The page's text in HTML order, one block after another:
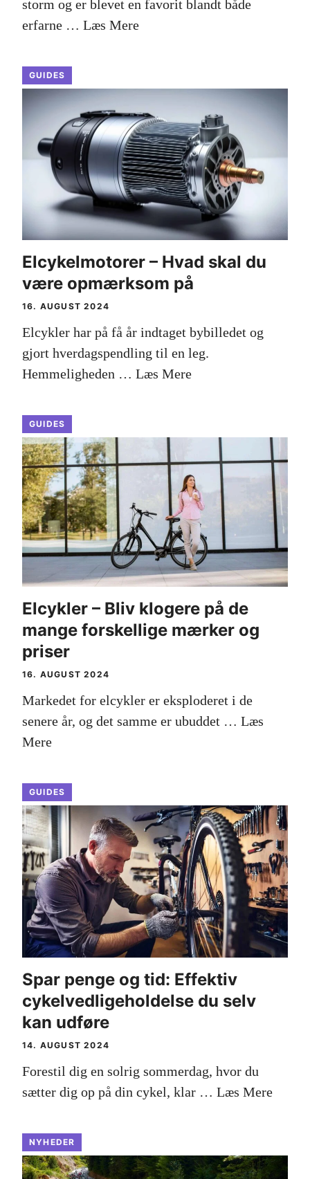
storm og er blevet en favorit blandt både
erfarne … Læs Mere
GUIDES
Elcykelmotorer – Hvad skal du
være opmærksom på
16. AUGUST 2024
Elcykler har på få år indtaget bybilledet og
gjort hverdagspendling til en leg.
Hemmeligheden … Læs Mere
GUIDES
Elcykler – Bliv klogere på de
mange forskellige mærker og
priser
16. AUGUST 2024
Markedet for elcykler er eksploderet i de
senere år, og det samme er ubuddet … Læs
Mere
GUIDES
Spar penge og tid: Effektiv
cykelvedligeholdelse du selv
kan udføre
14. AUGUST 2024
Forestil dig en solrig sommerdag, hvor du
sætter dig op på din cykel, klar … Læs Mere
NYHEDER